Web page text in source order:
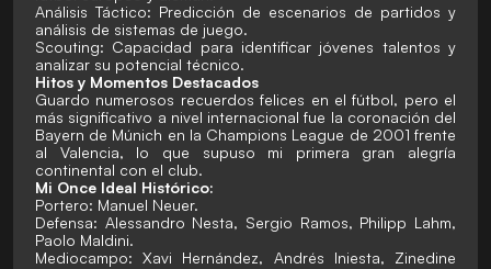
Análisis Táctico: Predicción de escenarios de partidos y
análisis de sistemas de juego.
Scouting: Capacidad para identificar jóvenes talentos y
analizar su potencial técnico.
Hitos y Momentos Destacados
Guardo numerosos recuerdos felices en el fútbol, pero el
más significativo a nivel internacional fue la coronación del
Bayern de Múnich en la Champions League de 2001 frente
al Valencia, lo que supuso mi primera gran alegría
continental con el club.
Mi Once Ideal Histórico:
Portero: Manuel Neuer.
Defensa: Alessandro Nesta, Sergio Ramos, Philipp Lahm,
Paolo Maldini.
Mediocampo: Xavi Hernández, Andrés Iniesta, Zinedine